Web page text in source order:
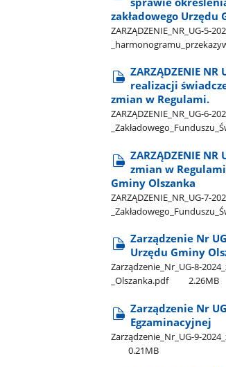
zakładowego Urzędu
ZARZĄDZENIE​_NR​_UG-5-
ZARZĄDZENIE
realizacji
zmian w Regulami.
ZARZĄDZENIE​_NR​_UG-6-
ZARZĄDZENIE
zmian w
Gminy Olszanka
ZARZĄDZENIE​_NR​_UG-7-
Zarządzenie Nr
Urzędu Gminy
Zarządzenie​_Nr​_UG-8-
_Olszanka.pdf
2.26MB
Zarządzenie Nr
Egzaminacyjnej
Zarządzenie​_Nr​_UG-9-
0.21MB